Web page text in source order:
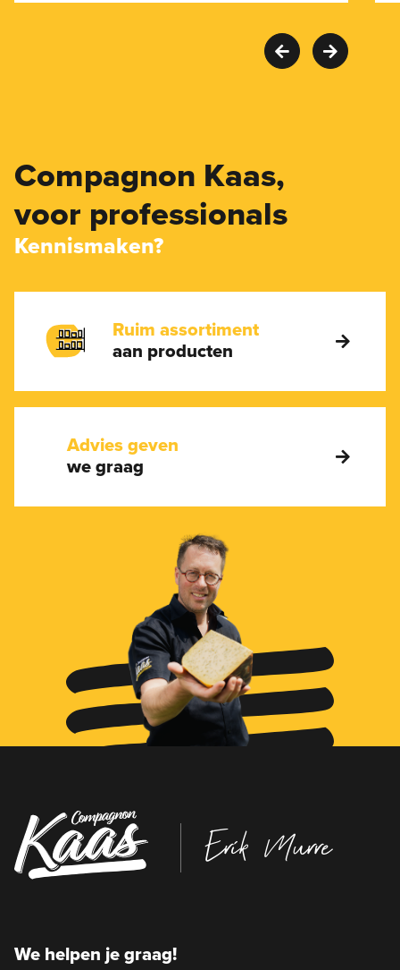
Compagnon Kaas,
voor professionals
Kennismaken?
Ruim assortiment
aan producten
Advies geven
we graag
Erik Murre
We helpen je graag!